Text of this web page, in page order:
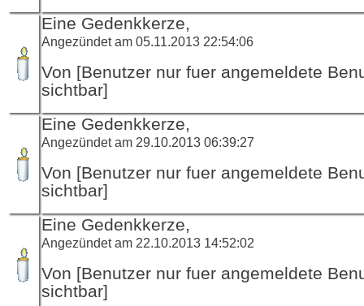
Eine Gedenkkerze,
Angezündet am 05.11.2013 22:54:06
Von [Benutzer nur fuer angemeldete
sichtbar]
Eine Gedenkkerze,
Angezündet am 29.10.2013 06:39:27
Von [Benutzer nur fuer angemeldete
sichtbar]
Eine Gedenkkerze,
Angezündet am 22.10.2013 14:52:02
Von [Benutzer nur fuer angemeldete
sichtbar]